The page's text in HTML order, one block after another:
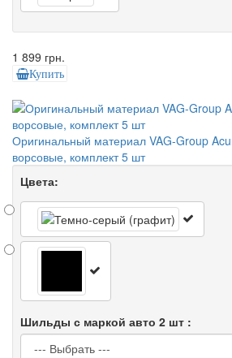
1 899 грн.
Купить
Оригинальный материал VAG-Group
ворсовые, комплект 5 шт
Цвета:
Шильды с маркой авто 2 шт :